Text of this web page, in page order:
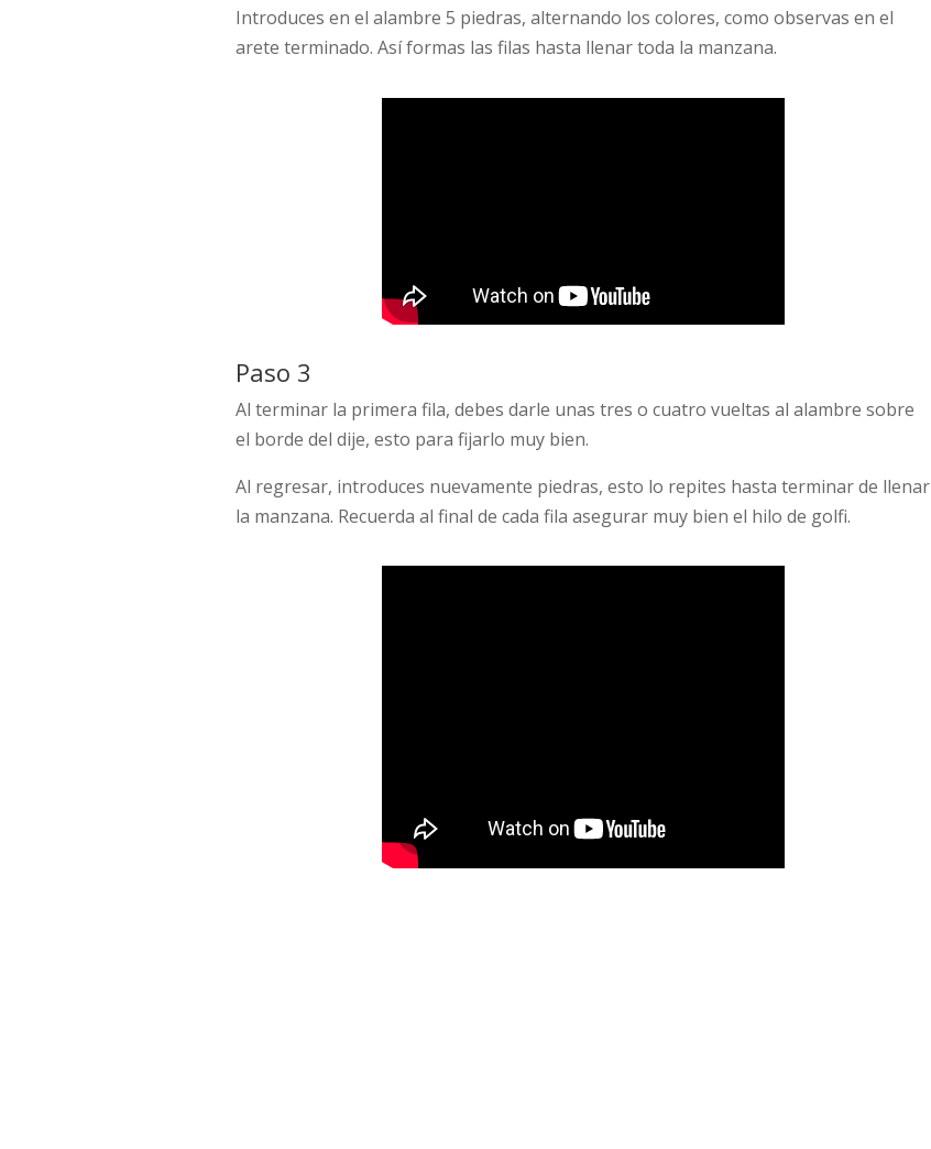
Introduces en el alambre 5 piedras, alternando los colores, como observas en el
arete terminado. Así formas las filas hasta llenar toda la manzana.
Paso 3
Al terminar la primera fila, debes darle unas tres o cuatro vueltas al alambre sobre
el borde del dije, esto para fijarlo muy bien.
Al regresar, introduces nuevamente piedras, esto lo repites hasta terminar de llenar
la manzana. Recuerda al final de cada fila asegurar muy bien el hilo de golfi.